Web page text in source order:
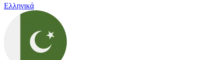
Ελληνικά